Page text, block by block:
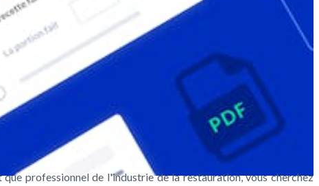
professionnel de l'industrie de la restauration, vous cherchez